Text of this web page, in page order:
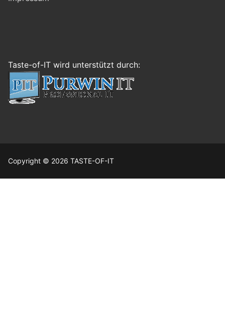
Taste-of-IT wird unterstützt durch:
Copyright © 2026 TASTE-OF-IT